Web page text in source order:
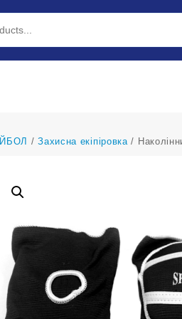
/Захисна екіпіровка /